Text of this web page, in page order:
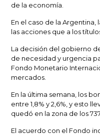
de la economía.
En el caso de la Argentina,
las acciones que a los
La decisión del gobierno
de necesidad y urgencia
Fondo Monetario
mercados.
En la última semana, los
entre1,8% y 2,6% , y esto
quedó en la zona de los
El acuerdo con el Fondo